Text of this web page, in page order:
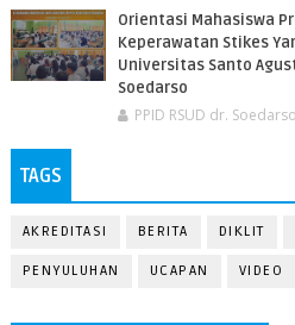
Orientasi Mahasiswa
Keperawatan Stikes
Universitas Santo
Soedarso
PPID RSUD dr. Soedarso
TAGS
AKREDITASI BERITA DIKLIT
PENYULUHAN UCAPAN VIDEO